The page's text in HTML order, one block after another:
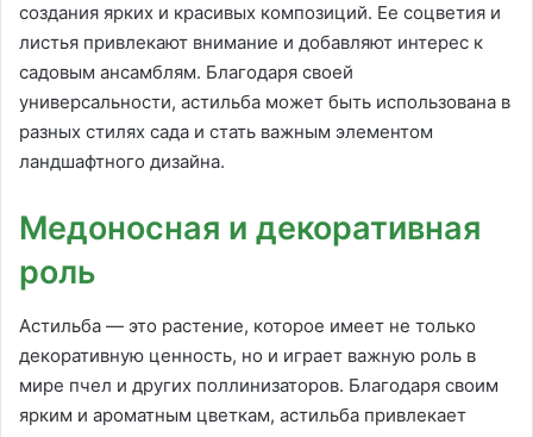
создания ярких и красивых композиций. Ее соцветия и
листья привлекают внимание и добавляют интерес к
садовым ансамблям. Благодаря своей
универсальности, астильба может быть использована в
разных стилях сада и стать важным элементом
ландшафтного дизайна.
Медоносная и декоративная
роль
Астильба — это растение, которое имеет не только
декоративную ценность, но и играет важную роль в
мире пчел и других поллинизаторов. Благодаря своим
ярким и ароматным цветкам, астильба привлекает